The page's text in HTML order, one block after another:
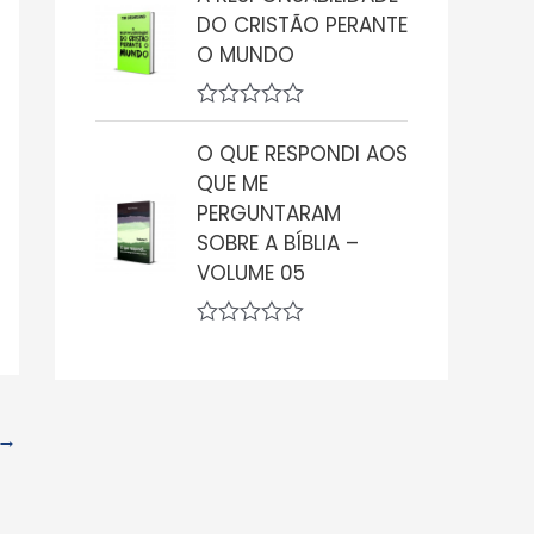
→
0
d
e
5
a
l
i
a
ç
ã
o
0
d
e
5
DO CRISTÃO PERANTE
O MUNDO
A
v
a
l
i
a
ç
ã
o
0
d
O QUE RESPONDI AOS
QUE ME
PERGUNTARAM
SOBRE A BÍBLIA –
VOLUME 05